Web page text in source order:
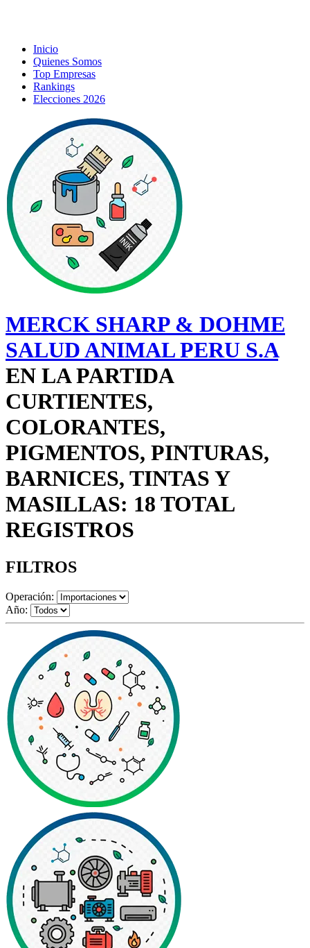
Inicio
Quienes Somos
Top Empresas
Rankings
Elecciones 2026
MERCK SHARP & DOHME
SALUD ANIMAL PERU S.A
EN LA PARTIDA
CURTIENTES,
COLORANTES,
PIGMENTOS, PINTURAS,
BARNICES, TINTAS Y
MASILLAS: 18 TOTAL
REGISTROS
FILTROS
Operación:
Año: